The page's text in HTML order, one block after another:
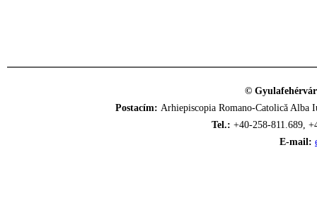
©
Postacím: Arhiepiscopia Romano-Catolică
Tel.: +40-258-811.689,
E-mail: